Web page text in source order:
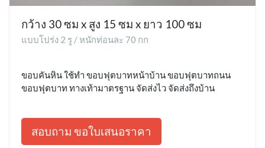
กว้าง 30 ซม x สูง 15 ซม x ยาว 100 ซม
แบบโปร่ง 2 รู / หนักท่อนละ 70 กก
ขอบคันหิน ใช้ทำ ขอบฟุตบาทหน้าบ้าน ขอบฟุตบาทถนน
ขอบฟุตบาท ทางเท้ามาตรฐาน จัดส่งไว จัดส่งถึงบ้าน
สอบถาม ขอใบเสนอราคา